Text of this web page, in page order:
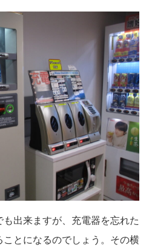
出来ますが、充電器を忘れた
とになるのでしょう。その横